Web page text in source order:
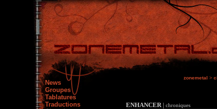
News
Groupes
Tablatures
Traductions
zonemetal >
ENHANCER| chroniques